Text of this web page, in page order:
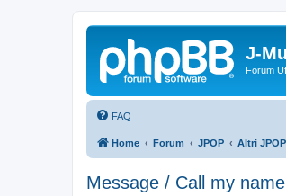
J-
Forum
FAQ
Home Forum JPOP Altri
Message / Call my name